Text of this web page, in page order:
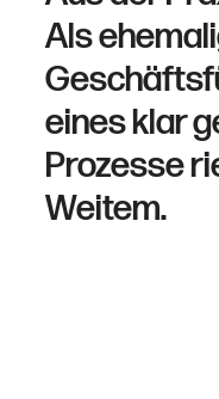
Als
eines klar
Prozesse
Weitem.